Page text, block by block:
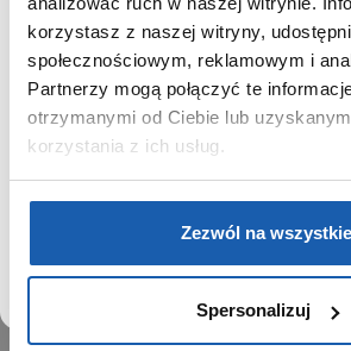
korzystasz z naszej witryny,
społecznościowym, reklamowym i
Partnerzy mogą połączyć te
otrzymanymi od Ciebie lub
korzystania z ich usług.
Zezwól na wszystkie
Spersonalizuj
Historia
Misja, wizja i wartości Grupy Zibi
Ważne daty
Kariera
Zgoda na ciasteczka
PRODUKTY
Kalkulatory
SIECI SPRZEDAŻY
SZANOWNA
Używamy plików cookie w celach
statystycznych i marketingowych, w
ruch w tej witrynie, optymalizować
zapamiętywać Twoje